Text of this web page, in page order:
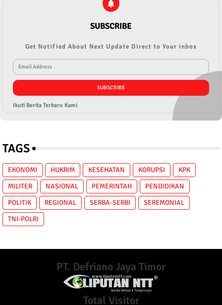
SUBSCRIBE
Get Notified About Next Update Direct to Your inbox
Ikuti Berita Terbaru Kami
TAGS
EKONOMI HUKRIM KESEHATAN KORUPSI
KPK
MILITER
NASIONAL PEMERINTAH
PENDIDIKAN
POLITIK
REGIONAL SERBA-SERBI
SEREMONIAL
TNI-POLRI
PT. Defriano Jaya Timor
Total Visitor